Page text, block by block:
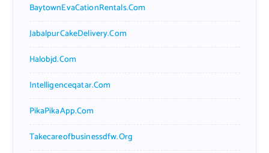
BaytownEvaCationRentals.com
JabalpurCakeDelivery.com
Halobjd.com
Intelligenceqatar.com
PikaPikaApp.com
Takecareofbusinessdfw.org